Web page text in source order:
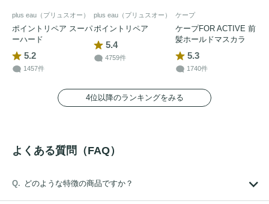
plus eau（プリュスオー）
ポイントリペア スーパ
ーハード
5.2
1457件
plus eau（プリュスオー）
ポイントリペア
5.4
4759件
ケープ
ケープFOR ACTIVE 前
髪ホールドマスカラ
5.3
1740件
4位以降のランキングをみる
よくある質問（FAQ）
どのような特徴の商品ですか？